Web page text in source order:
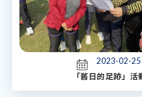
2023-02-25
「舊日的足跡」活